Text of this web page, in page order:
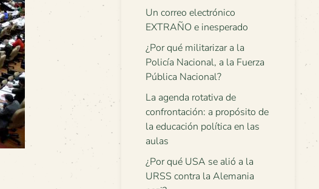
Un correo electrónico
EXTRAÑO e inesperado
¿Por qué militarizar a la
Policía Nacional, a la Fuerza
Pública Nacional?
La agenda rotativa de
confrontación: a propósito de
la educación política en las
aulas
¿Por qué USA se alió a la
URSS contra la Alemania